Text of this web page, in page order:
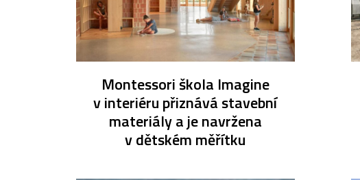
Montessori škola Imagine
v interiéru přiznává stavební
materiály a je navržena
v dětském měřítku